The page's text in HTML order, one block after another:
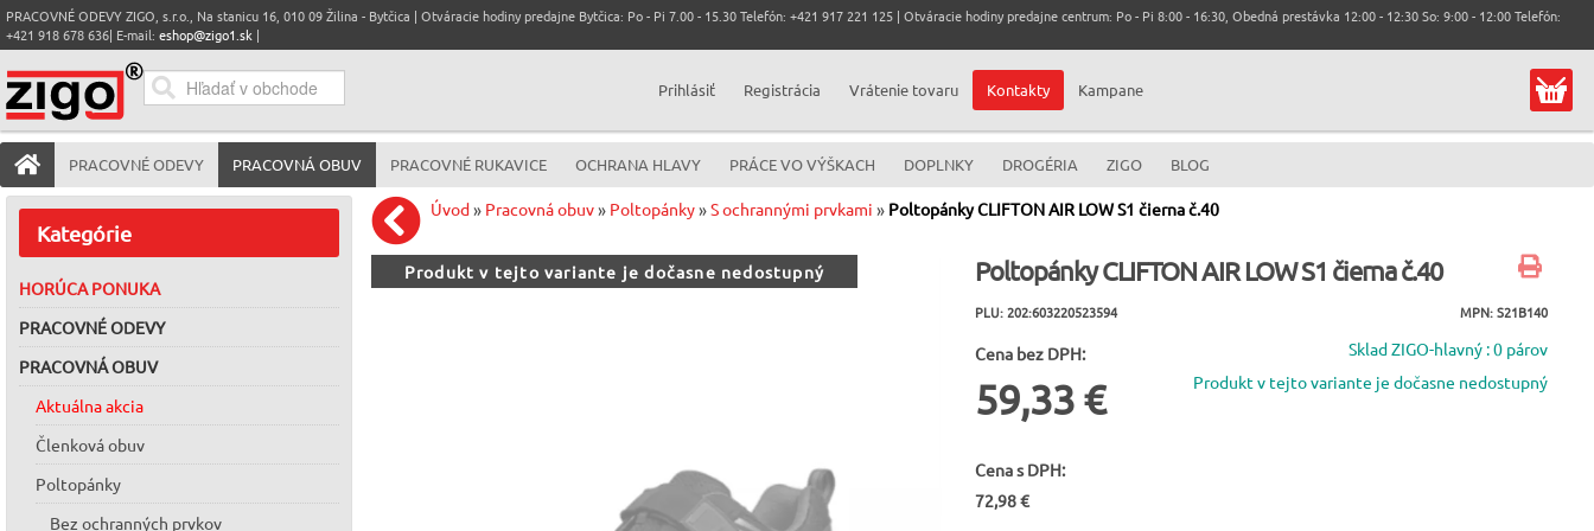
PRACOVNÉ ODEVY ZIGO, s.r.o., Na stanicu 16, 010 09 Žilina - Bytčica | Otváracie hodiny predajne Bytčica: Po - Pi 7.00 - 15.30 Telefón: +421 917 221 125 | Otváracie hodiny predajne centrum: Po - Pi 8:00 - 16:30, Obedná prestávka 12:00 - 12:30 So: 9:00 - 12:00 Telefón:
+421 918 678 636| E-mail: eshop@zigo1.sk |
Prihlásiť Registrácia Vrátenie tovaru Kontakty Kampane
PRACOVNÉ ODEVY PRACOVNÁ OBUV PRACOVNÉ RUKAVICE OCHRANA HLAVY PRÁCE VO VÝŠKACH DOPLNKY DROGÉRIA ZIGO BLOG
Kategórie
HORÚCA PONUKA
PRACOVNÉ ODEVY
PRACOVNÁ OBUV
Aktuálna akcia
Členková obuv
Poltopánky
Bez ochranných prvkov
Úvod» Pracovná obuv» Poltopánky»S ochrannými prvkami » Poltopánky CLIFTON AIR LOW S1 čierna č.40
Produkt v tejto variante je dočasne nedostupný Poltopánky CLIFTON AIR LOW S1 čierna č.40
PLU: 202:603220523594 MPN: S21B140
Cena bez DPH:
59,33 €
Cena s DPH:
72,98 €
Sklad ZIGO-hlavný : 0 párov
Produkt v tejto variante je dočasne nedostupný